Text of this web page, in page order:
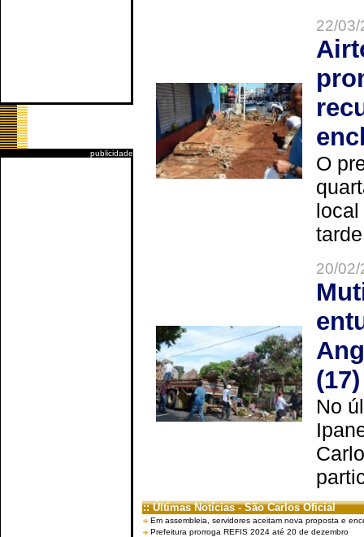
publicidade
22/
O
20/
(17)
No
:: Últimas Notícias - São Carlos Oficial
Em assembleia, servidores aceitam nova proposta e
Prefeitura prorroga REFIS 2024 até 20 de dezembro